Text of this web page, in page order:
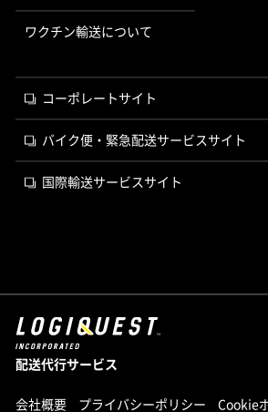
ワクチン輸送について
コーポレートサイト
バイク便・緊急配送サービスサイト
国際輸送サービスサイト
配送代行サービス
会社概要 プライバシーポリシー Cookie